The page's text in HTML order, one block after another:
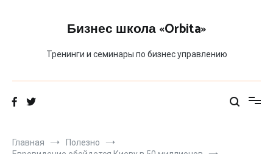
Бизнес школа «Orbita»
Тренинги и семинары по бизнес управлению
Главная
Полезно